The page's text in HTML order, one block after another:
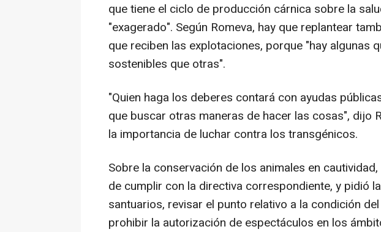
que tiene el ciclo de producción cárnica sobre la
"exagerado". Según Romeva, hay que replantear
que reciben las explotaciones, porque "hay algunas
sostenibles que otras".
"Quien haga los deberes contará con ayudas
que buscar otras maneras de hacer las cosas", dijo
la importancia de luchar contra los transgénicos.
Sobre la conservación de los animales en
de cumplir con la directiva correspondiente, y pidió
santuarios, revisar el punto relativo a la condición
prohibir la autorización de espectáculos en los